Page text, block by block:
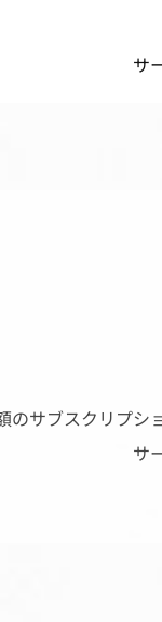
サ
のサブスクリプシ
サ